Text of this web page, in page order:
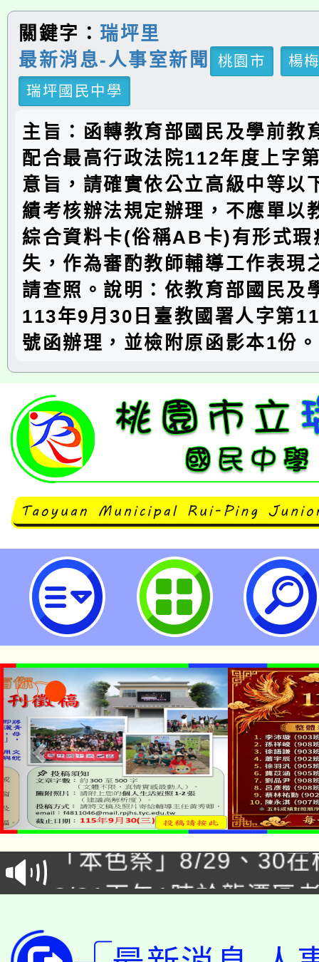
關鍵字： 瑞坪里
最新消息-人事室新聞
桃園市
楊
瑞坪國民中學
主旨：函轉教育部國民及學前教
配合最高行政法院112年度上字
意旨，請確實依公立高級中等以
績考核辦法規定辦理，不應單以
綜合資料卡(俗稱AB卡)有形式瑕
失，作為審酌教師輔導工作表現
請查照。說明：依教育部國民及
113年9月30日臺教國署人字第
號函辦理，並檢附原函影本1份。
neilrpjhstyc網站設計者：徐嘉
公告本校115學年度第
代理(課)教師甄選結果
告(尚有缺額)
「本色祭」8/29、30在
場熱烈登場!
8/21下午1時於龍潭區